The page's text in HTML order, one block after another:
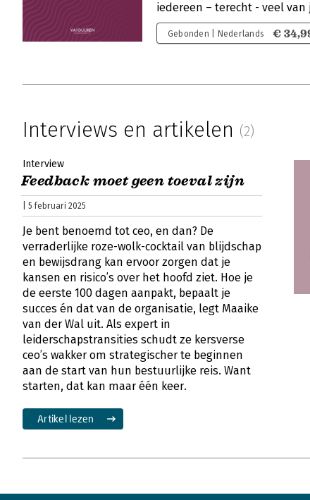
iedereen – terecht - veel van
Gebonden | Nederlands €
Interviews en artikelen (2)
Interview
Feedback moet geen toeval zijn
| 5 februari 2025
Je bent benoemd tot ceo, en dan? De
verraderlijke roze-wolk-cocktail van blijdschap
en bewijsdrang kan ervoor zorgen dat je
kansen en risico’s over het hoofd ziet. Hoe je
de eerste 100 dagen aanpakt, bepaalt je
succes én dat van de organisatie, legt Maaike
van der Wal uit. Als expert in
leiderschapstransities schudt ze kersverse
ceo’s wakker om strategischer te beginnen
aan de start van hun bestuurlijke reis. Want
starten, dat kan maar één keer.
Artikel lezen